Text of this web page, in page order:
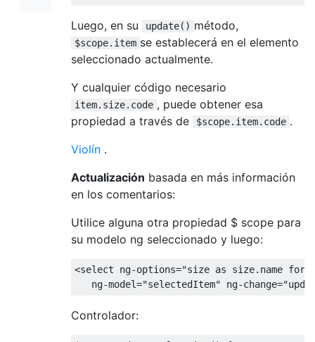
Luego, en su update() método,
$scope.item se establecerá en el elemento
seleccionado actualmente.
Y cualquier código necesario
item.size.code , puede obtener esa
propiedad a través de
$scope.item.code .
Violín .
Actualización basada en más información
en los comentarios:
Utilice alguna otra propiedad $ scope para
su modelo ng seleccionado y luego:
<select ng-options="size as size.name for
ng-model="selectedItem" ng-change=
Controlador: